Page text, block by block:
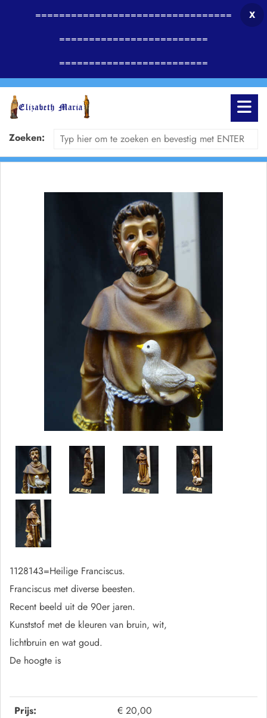
=================================
=========================
=========================
X
Zoeken:
Prijs: € 20,00
1128143=Heilige Franciscus.
Franciscus met diverse beesten.
Recent beeld uit de 90er jaren.
Kunststof met de kleuren van bruin, wit,
lichtbruin en wat goud.
De hoogte is